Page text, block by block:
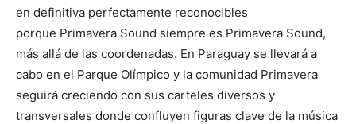
en definitiva perfectamente reconocibles
porque Primavera Sound siempre es Primavera Sound,
más allá de las coordenadas. En Paraguay se llevará a
cabo en el Parque Olímpico y la comunidad Primavera
seguirá creciendo con sus carteles diversos y
transversales donde confluyen figuras clave de la música